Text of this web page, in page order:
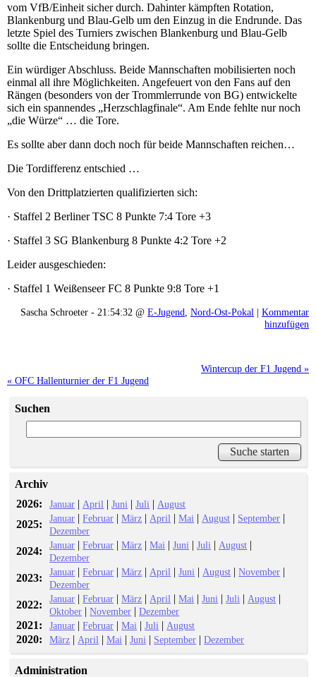
vom VfB/Einheit sicher durch. Dahinter kämpften Rotation,
Blankenburg und Blau-Gelb um den Einzug in die Endrunde. Das
letzte Spiel des Turniers zwischen Blankenburg und Blau-Gelb
sollte die Entscheidung bringen.
Ein würdiger Abschluss. Beide Mannschaften mobilisierten noch
einmal all ihre Möglichkeiten. Angefeuert von den Fans auf den
Rängen (besonders von der Trommlerrunde von BG) entwickelte
sich ein spannendes „Herzschlagfinale“. Am Ende fehlte nur noch
„die Würze“ … die Tore.
Es sollte aber dann doch noch für beide Mannschaften reichen…
Die Tordifferenz entschied …
Von den Drittplatzierten qualifizierten sich:
· Staffel 2 Berliner TSC 8 Punkte 7:4 Tore +3
· Staffel 3 SG Blankenburg 8 Punkte 4:2 Tore +2
Leider ausgeschieden:
· Staffel 1 Weißenseer FC 8 Punkte 9:8 Tore +1
Sascha Schroeter - 21:54:32 @ E-Jugend Nord-Ost-Pokal | Kommentar
hinzufügen
Wintercup der F1 Jugend »
« OFC Hallenturnier der F1 Jugend
Suchen
Archiv
2026:
Januar | April |Juni |Juli | August
2025: Januar |Februar |März | April |Mai | August | September |
Dezember
2024: Januar |Februar |März |Mai |Juni |Juli | August |
Dezember
2023: Januar |Februar |März | April |Juni | August |November |
Dezember
2022: Januar |Februar |März | April |Mai |Juni |Juli | August |
Oktober |November |Dezember
2021: Januar |Februar |Mai |Juli | August
2020: März | April |Mai |Juni | September |Dezember
Administration